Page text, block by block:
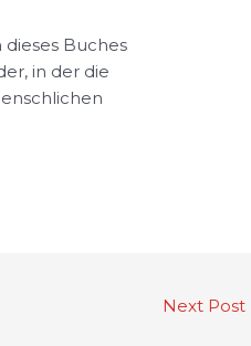
Buches
in der die
Next Post